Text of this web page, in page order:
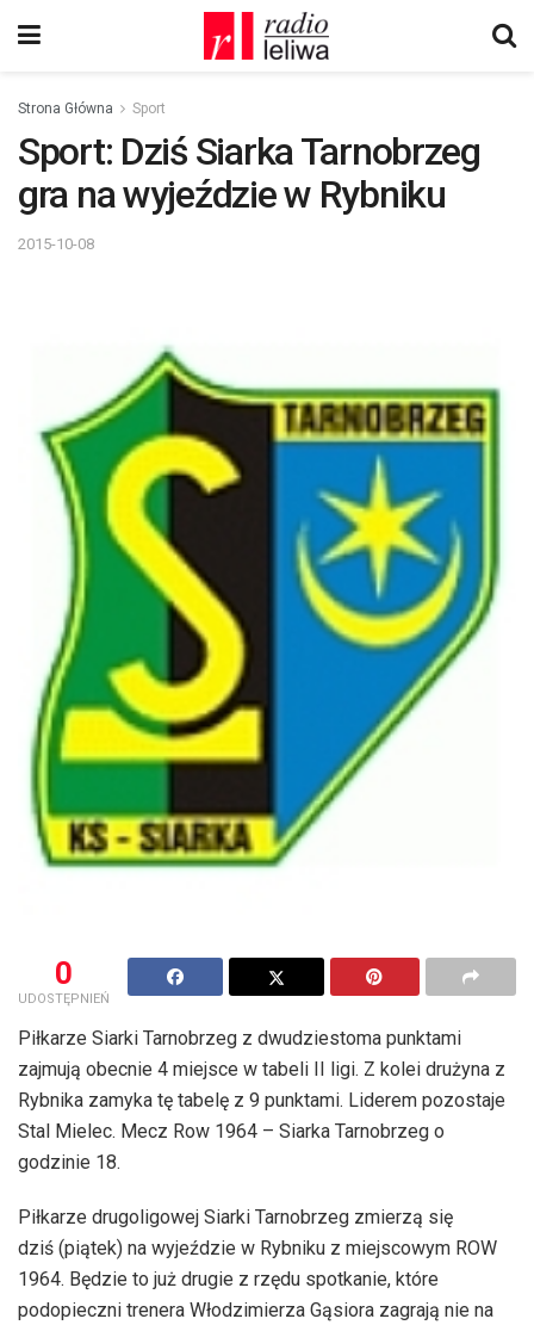
Strona Główna Sport
Sport: Dziś Siarka Tarnobrzeg
gra na wyjeździe w Rybniku
2015-10-08
0
UDOSTĘPNIEŃ
Piłkarze Siarki Tarnobrzeg z dwudziestoma punktami
zajmują obecnie 4 miejsce w tabeli II ligi. Z kolei drużyna z
Rybnika zamyka tę tabelę z 9 punktami. Liderem pozostaje
Stal Mielec. Mecz Row 1964 – Siarka Tarnobrzeg o
godzinie 18.
Piłkarze drugoligowej Siarki Tarnobrzeg zmierzą się
dziś (piątek) na wyjeździe w Rybniku z miejscowym ROW
1964. Będzie to już drugie z rzędu spotkanie, które
podopieczni trenera Włodzimierza Gąsiora zagrają nie na